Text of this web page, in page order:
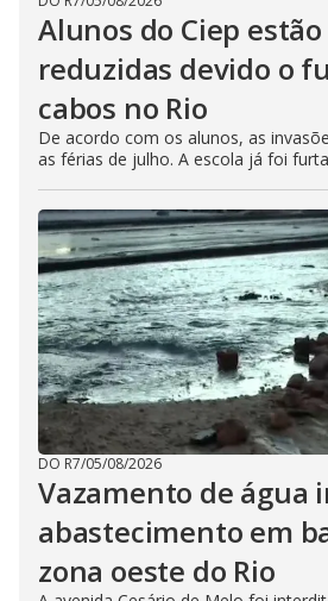
Alunos do Ciep
reduzidas devido o
cabos no Rio
De acordo com os alunos, as
as férias de julho. A escola já foi
DO R7/05/08/2026
Vazamento de água
abastecimento em
zona oeste do Rio